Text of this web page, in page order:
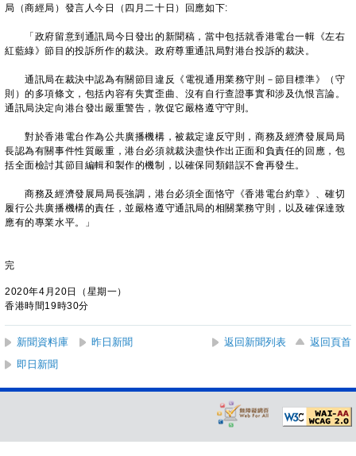
局（商經局）發言人今日（四月二十日）回應如下:
「政府留意到通訊局今日發出的新聞稿，當中包括就香港電台一輯《左右
紅藍綠》節目的投訴所作的裁決。政府尊重通訊局對港台投訴的裁決。
通訊局在裁決中認為有關節目違反《電視通用業務守則－節目標準》（守
則）的多項條文，包括內容有失實歪曲、沒有自行查證事實和涉及仇恨言論。
通訊局決定向港台發出嚴重警告，敦促它嚴格遵守守則。
對於香港電台作為公共廣播機構，被裁定違反守則，商務及經濟發展局局
長認為有關事件性質嚴重，港台必須就裁決盡快作出正面和負責任的回應，包
括全面檢討其節目編輯和製作的機制，以確保同類錯誤不會再發生。
商務及經濟發展局局長強調，港台必須全面恪守《香港電台約章》、確切
履行公共廣播機構的責任，並嚴格遵守通訊局的相關業務守則，以及確保達致
應有的專業水平。」
完
2020年4月20日（星期一）
香港時間19時30分
新聞資料庫 昨日新聞 返回新聞列表
返回頁首
即日新聞